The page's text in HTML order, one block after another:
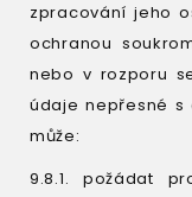
zpracování jeho
ochranou
nebo v rozporu
údaje nepřesné s
může:
9.8.1. požádat